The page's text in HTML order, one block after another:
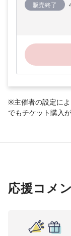
販売終了
※主催者の設定に
でもチケット購入が
応援コメ